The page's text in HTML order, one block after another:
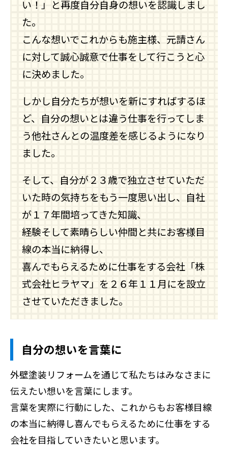
い！」と再度自分自身の想いを認識しまし
た。
こんな想いでこれからも施主様、元請さん
に対して誠心誠意で仕事をして行こうと心
に決めました。
しかし自分たちが想いを新にすればするほ
ど、自分の想いとは違う仕事を行ってしま
う他社さんとの温度差を感じるようになり
ました。
そして、自分が２３歳で独立させていただ
いた時の気持ちをもう一度思い出し、自社
が１７年間培ってきた知識、
経験そして素晴らしい仲間と共にお客様目
線の本当に納得し、
喜んでもらえるために仕事をする会社「株
式会社ヒラヤマ」を２６年１１月にを設立
させていただきました。
自分の想いを言葉に
外壁塗装リフォームを通じて私たちはみなさまに
伝えたい想いを言葉にします。
言葉を実際に行動にした、これからもお客様目線
の本当に納得し喜んでもらえるために仕事をする
会社を目指していきたいと思います。